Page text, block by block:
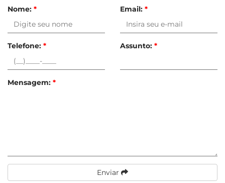
Nome: * Email: *
Telefone: * Assunto: *
Mensagem: *
Enviar